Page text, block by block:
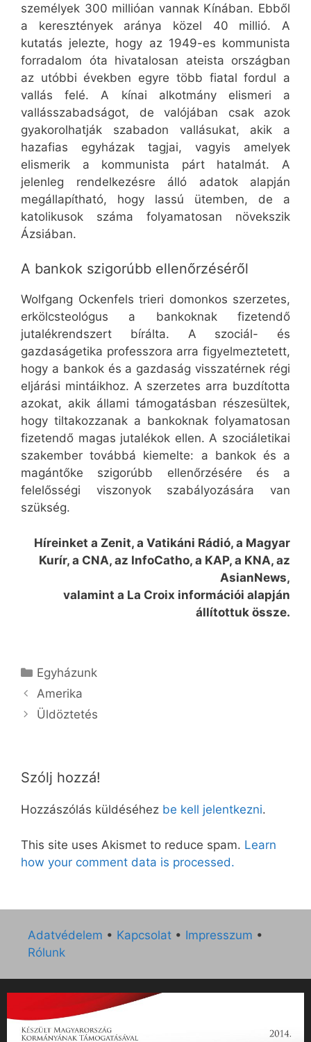
személyek 300 millióan vannak Kínában. Ebből
a keresztények aránya közel 40 millió. A
kutatás jelezte, hogy az 1949-es kommunista
forradalom óta hivatalosan ateista országban
az utóbbi években egyre több fiatal fordul a
vallás felé. A kínai alkotmány elismeri a
vallásszabadságot, de valójában csak azok
gyakorolhatják szabadon vallásukat, akik a
hazafias egyházak tagjai, vagyis amelyek
elismerik a kommunista párt hatalmát. A
jelenleg rendelkezésre álló adatok alapján
megállapítható, hogy lassú ütemben, de a
katolikusok száma folyamatosan növekszik
Ázsiában.
A bankok szigorúbb ellenőrzéséről
Wolfgang Ockenfels trieri domonkos szerzetes,
erkölcsteológus a bankoknak fizetendő
jutalékrendszert bírálta. A szociál- és
gazdaságetika professzora arra figyelmeztetett,
hogy a bankok és a gazdaság visszatérnek régi
eljárási mintáikhoz. A szerzetes arra buzdította
azokat, akik állami támogatásban részesültek,
hogy tiltakozzanak a bankoknak folyamatosan
fizetendő magas jutalékok ellen. A szociáletikai
szakember továbbá kiemelte: a bankok és a
magántőke szigorúbb ellenőrzésére és a
felelősségi viszonyok szabályozására van
szükség.
Híreinket a Zenit, a Vatikáni Rádió, a Magyar
Kurír, a CNA, az InfoCatho, a KAP, a KNA, az
AsianNews,
valamint a La Croix információi alapján
állítottuk össze.
Kategória
Egyházunk
Amerika
Üldöztetés
Szólj hozzá!
Hozzászólás küldéséhez be kell jelentkezni.
This site uses Akismet to reduce spam. Learn
how your comment data is processed.
Adatvédelem • Kapcsolat • Impresszum •
Rólunk